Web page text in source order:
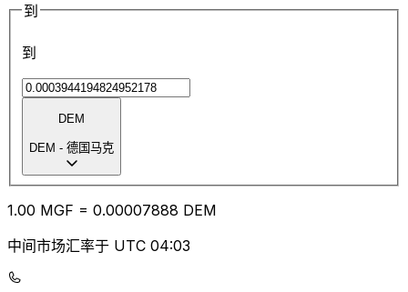
到
到
DEM
DEM - 德国马克
1.00 MGF = 0.00007888 DEM
中间市场汇率于 UTC 04:03